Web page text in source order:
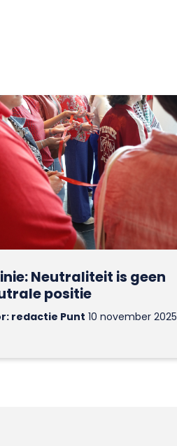
Neutraliteit is geen
positie
redactie Punt 10 november 2025